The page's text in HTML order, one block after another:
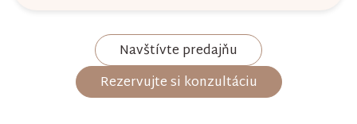
Navštívte predajňu
Rezervujte si konzultáciu